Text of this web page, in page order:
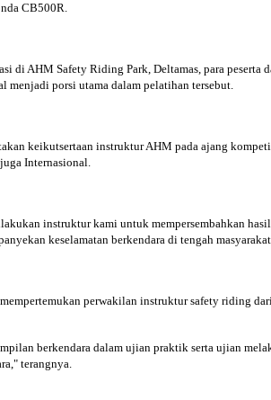
CB500R.
di AHM Safety Riding Park, Deltamas, para
porsi utama dalam pelatihan tersebut.
keikutsertaan instruktur AHM pada ajang
Internasional.
instruktur kami untuk mempersembahkan
keselamatan berkendara di tengah
perwakilan instruktur safety riding
berkendara dalam ujian praktik serta ujian
terangnya.